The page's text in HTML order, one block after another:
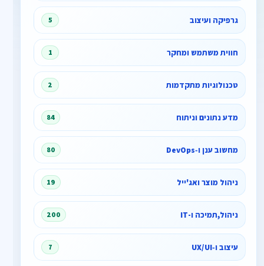
גרפיקה ועיצוב 5
חווית משתמש ומחקר 1
טכנולוגיות מתקדמות 2
מדע נתונים וניתוח 84
מחשוב ענן ו‑DevOps 80
ניהול מוצר ואג'ייל 19
ניהול,תמיכה ו-IT 200
עיצוב ו‑UX/UI 7